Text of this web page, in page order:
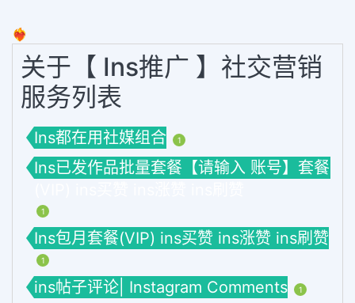
❤️‍🔥
关于【 Ins推广 】社交营销
服务列表
Ins都在用社媒组合 1
Ins已发作品批量套餐【请输入 账号】套餐
1
Ins包月套餐(VIP) ins买赞 ins涨赞 ins刷赞
1
ins帖子评论| Instagram Comments 1